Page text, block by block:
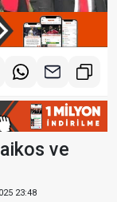
ve
23:48